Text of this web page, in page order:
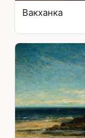
Вакханка